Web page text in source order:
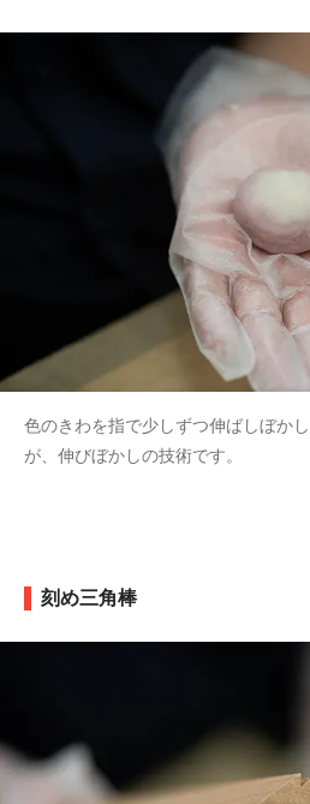
色のきわを指で少しずつ伸ばしぼか
が、伸びぼかしの技術です。
刻め三角棒